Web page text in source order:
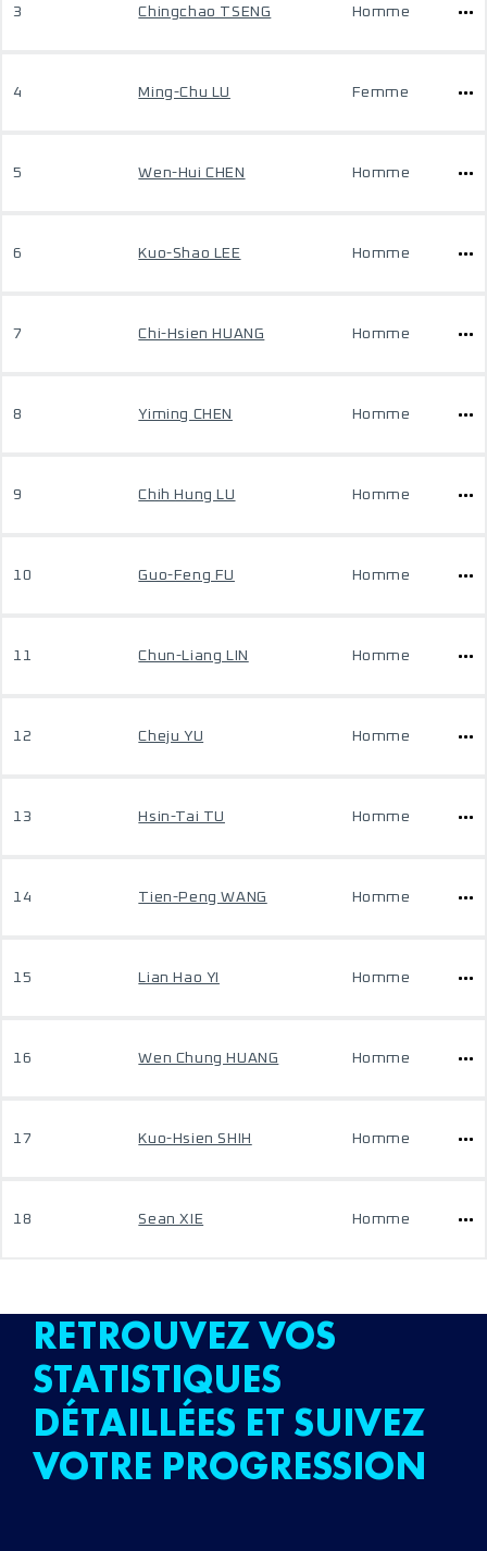
3 Chingchao TSENG Homme
4 Ming-Chu LU Femme
5 Wen-Hui CHEN Homme
6 Kuo-Shao LEE Homme
7 Chi-Hsien HUANG Homme
8 Yiming CHEN Homme
9 Chih Hung LU Homme
10 Guo-Feng FU Homme
11 Chun-Liang LIN Homme
12 Cheju YU Homme
13 Hsin-Tai TU Homme
14 Tien-Peng WANG Homme
15 Lian Hao YI Homme
16 Wen Chung HUANG Homme
17 Kuo-Hsien SHIH Homme
18 Sean XIE Homme
RETROUVEZ VOS
STATISTIQUES
DÉTAILLÉES ET SUIVEZ
VOTRE PROGRESSION